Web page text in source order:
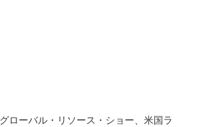
ローバル・リソース・ショー、米国ラ